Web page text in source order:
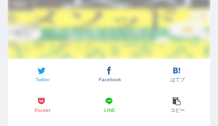
Twitter Facebook はてブ
Pocket LINE コピー